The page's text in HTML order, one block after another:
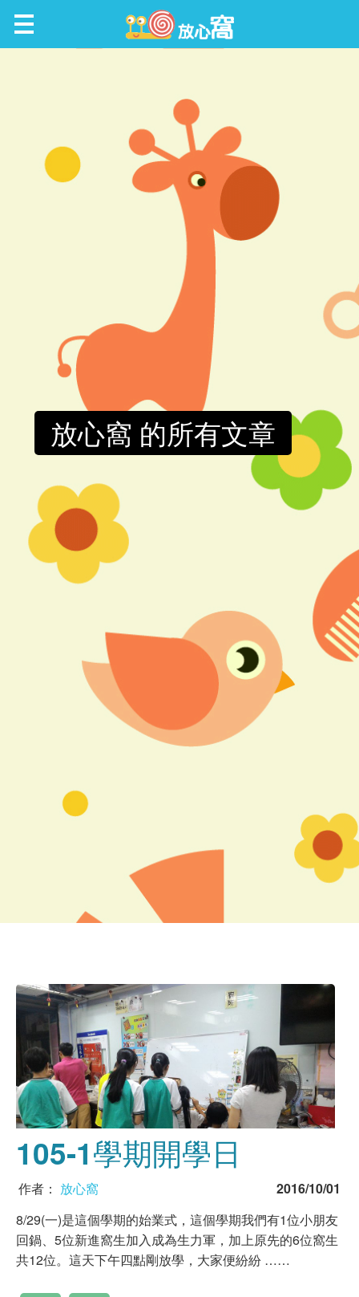
放心窩 的所有文章
105-1學期開學日
作者： 放心窩
2016/10/01
8/29(一)是這個學期的始業式，這個學期我們有1位小朋友
回鍋、5位新進窩生加入成為生力軍，加上原先的6位窩生
共12位。這天下午四點剛放學，大家便紛紛 ……